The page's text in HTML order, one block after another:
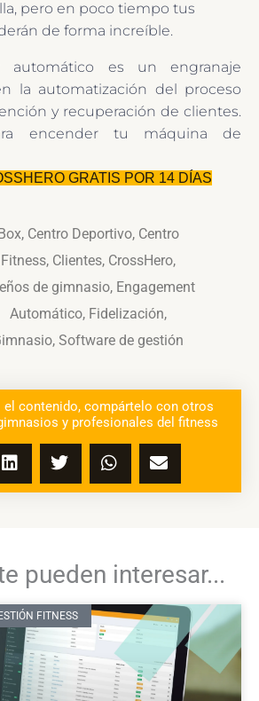
pero en poco tiempo tus
de forma increíble.
automático es un engranaje
la automatización del proceso
y recuperación de clientes.
encender tu máquina de
GRATIS POR 14 DÍAS
, Centro Deportivo, Centro
Fitness, Clientes, CrossHero,
de gimnasio, Engagement
Automático, Fidelización,
, Software de gestión
contenido, compártelo con otros
y profesionales del fitness
pueden interesar...
FITNESS